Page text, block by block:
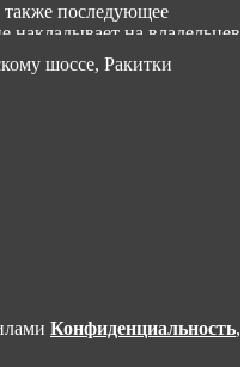
последующее
на владельцев
содержащее копию
не является ответом на
заказа со
являются
либо собственностью
сайта есть соглашение
любой информации
преследование.
шоссе, Ракитки
Конфиденциальность,